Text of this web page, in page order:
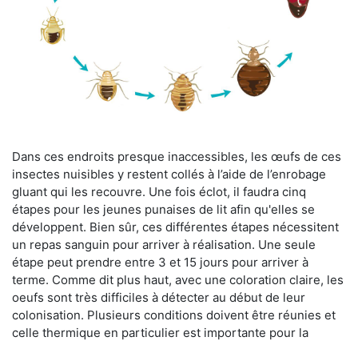
Dans ces endroits presque inaccessibles, les œufs de ces
insectes nuisibles y restent collés à l’aide de l’enrobage
gluant qui les recouvre. Une fois éclot, il faudra cinq
étapes pour les jeunes punaises de lit afin qu'elles se
développent. Bien sûr, ces différentes étapes nécessitent
un repas sanguin pour arriver à réalisation. Une seule
étape peut prendre entre 3 et 15 jours pour arriver à
terme. Comme dit plus haut, avec une coloration claire, les
oeufs sont très difficiles à détecter au début de leur
colonisation. Plusieurs conditions doivent être réunies et
celle thermique en particulier est importante pour la